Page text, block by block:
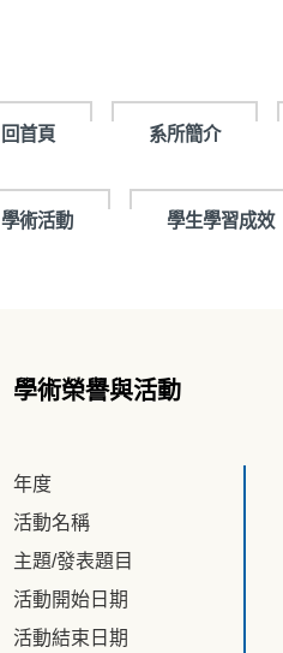
回首頁 系所簡介
學術活動 學生學習成效
學術榮譽與活動
年度
活動名稱
主題/發表題目
活動開始日期
活動結束日期